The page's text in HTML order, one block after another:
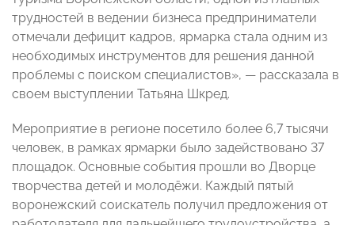
трудностей в ведении бизнеса предприниматели
отмечали дефицит кадров, ярмарка стала одним из
необходимых инструментов для решения данной
проблемы с поиском специалистов», — рассказала в
своем выступлении Татьяна Шкред.
Мероприятие в регионе посетило более 6,7 тысячи
человек, в рамках ярмарки было задействовано 37
площадок. Основные события прошли во Дворце
творчества детей и молодёжи. Каждый пятый
воронежский соискатель получил предложения от